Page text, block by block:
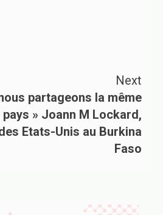
Next
partageons la même
» Joann M Lockard,
Etats-Unis au Burkina
Faso